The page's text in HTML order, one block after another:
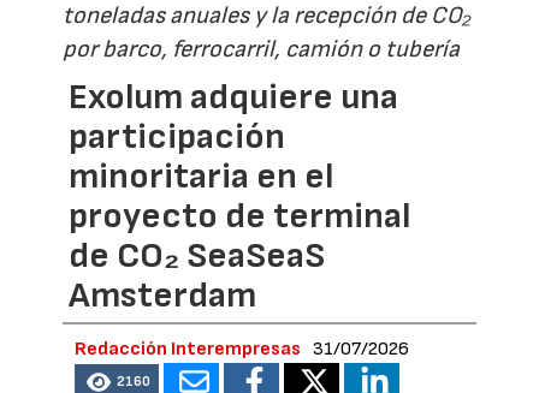
toneladas anuales y la recepción de CO₂
por barco, ferrocarril, camión o tubería
Exolum adquiere una
participación
minoritaria en el
proyecto de terminal
de CO₂ SeaSeaS
Amsterdam
Redacción Interempresas 31/07/2026
2160